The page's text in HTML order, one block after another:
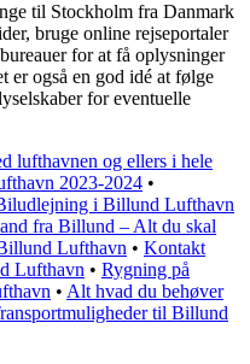
til Stockholm fra Danmark
bruge online rejseportaler
for at få oplysninger
også en god idé at følge
for eventuelle
lufthavnen og ellers i hele
2023-2024 •
i Billund Lufthavn
fra Billund – Alt du skal
Lufthavn • Kontakt
Lufthavn • Rygning på
• Alt hvad du behøver
til Billund